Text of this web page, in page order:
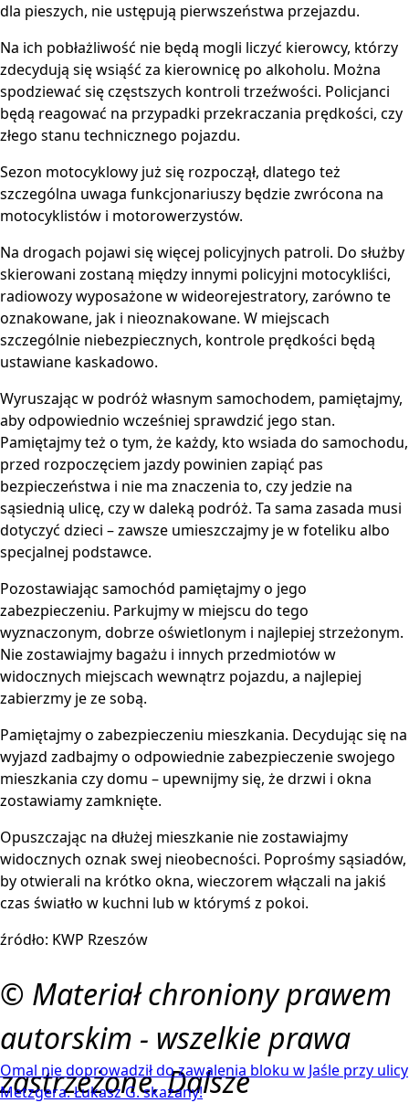
dla pieszych, nie ustępują pierwszeństwa przejazdu.
Na ich pobłażliwość nie będą mogli liczyć kierowcy, którzy
zdecydują się wsiąść za kierownicę po alkoholu. Można
spodziewać się częstszych kontroli trzeźwości. Policjanci
będą reagować na przypadki przekraczania prędkości, czy
złego stanu technicznego pojazdu.
Sezon motocyklowy już się rozpoczął, dlatego też
szczególna uwaga funkcjonariuszy będzie zwrócona na
motocyklistów i motorowerzystów.
Na drogach pojawi się więcej policyjnych patroli. Do służby
skierowani zostaną między innymi policyjni motocykliści,
radiowozy wyposażone w wideorejestratory, zarówno te
oznakowane, jak i nieoznakowane. W miejscach
szczególnie niebezpiecznych, kontrole prędkości będą
ustawiane kaskadowo.
Wyruszając w podróż własnym samochodem, pamiętajmy,
aby odpowiednio wcześniej sprawdzić jego stan.
Pamiętajmy też o tym, że każdy, kto wsiada do samochodu,
przed rozpoczęciem jazdy powinien zapiąć pas
bezpieczeństwa i nie ma znaczenia to, czy jedzie na
sąsiednią ulicę, czy w daleką podróż. Ta sama zasada musi
dotyczyć dzieci – zawsze umieszczajmy je w foteliku albo
specjalnej podstawce.
Pozostawiając samochód pamiętajmy o jego
zabezpieczeniu. Parkujmy w miejscu do tego
wyznaczonym, dobrze oświetlonym i najlepiej strzeżonym.
Nie zostawiajmy bagażu i innych przedmiotów w
widocznych miejscach wewnątrz pojazdu, a najlepiej
zabierzmy je ze sobą.
Pamiętajmy o zabezpieczeniu mieszkania. Decydując się na
wyjazd zadbajmy o odpowiednie zabezpieczenie swojego
mieszkania czy domu – upewnijmy się, że drzwi i okna
zostawiamy zamknięte.
Opuszczając na dłużej mieszkanie nie zostawiajmy
widocznych oznak swej nieobecności. Poprośmy sąsiadów,
by otwierali na krótko okna, wieczorem włączali na jakiś
czas światło w kuchni lub w którymś z pokoi.
źródło: KWP Rzeszów
© Materiał chroniony prawem
autorskim - wszelkie prawa
zastrzeżone. Dalsze
Omal nie doprowadził do zawalenia bloku w Jaśle przy ulicy
Metzgera. Łukasz G. skazany!